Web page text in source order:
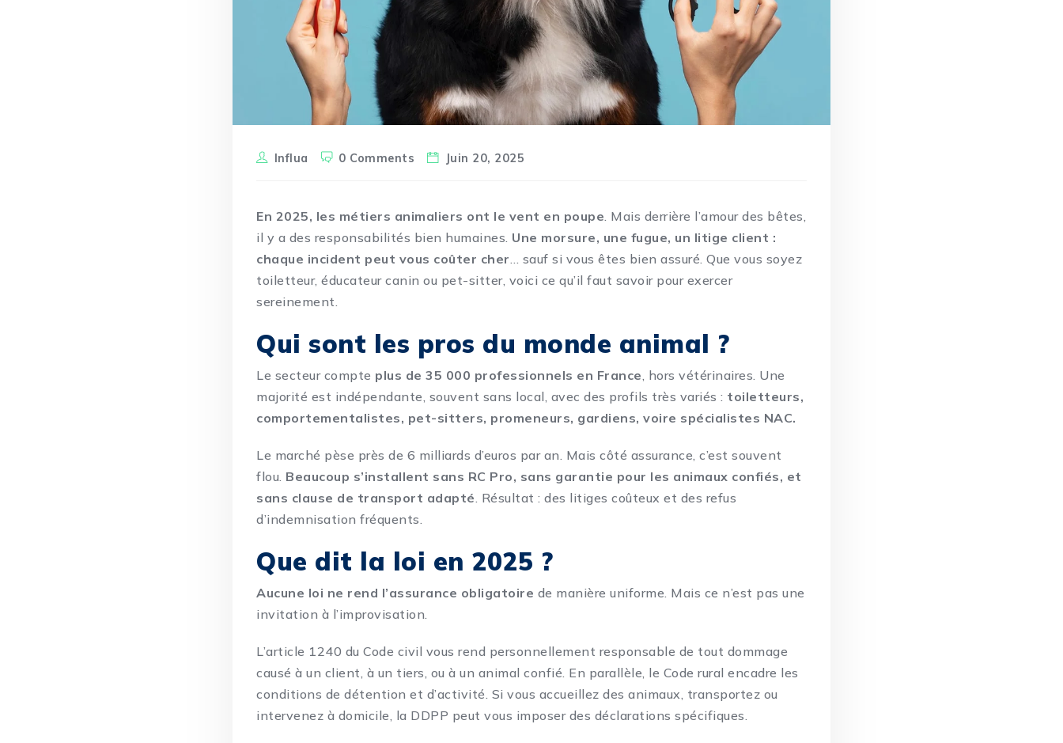
Influa 0 Comments Juin 20, 2025
En 2025, les métiers animaliers ont le vent en poupe . Mais derrière l’amour des bêtes,
il y a des responsabilités bien humaines. Une morsure, une fugue, un litige client :
chaque incident peut vous coûter cher … sauf si vous êtes bien assuré. Que vous soyez
toiletteur, éducateur canin ou pet-sitter, voici ce qu’il faut savoir pour exercer
sereinement.
Qui sont les pros du monde animal ?
Le secteur compte plus de 35 000 professionnels en France , hors vétérinaires. Une
majorité est indépendante, souvent sans local, avec des profils très variés : toiletteurs,
comportementalistes, pet-sitters, promeneurs, gardiens, voire spécialistes NAC.
Le marché pèse près de 6 milliards d’euros par an. Mais côté assurance, c’est souvent
flou. Beaucoup s’installent sans RC Pro, sans garantie pour les animaux confiés, et
sans clause de transport adapté . Résultat : des litiges coûteux et des refus
d’indemnisation fréquents.
Que dit la loi en 2025 ?
Aucune loi ne rend l’assurance obligatoire de manière uniforme. Mais ce n’est pas une
invitation à l’improvisation.
L’article 1240 du Code civil vous rend personnellement responsable de tout dommage
causé à un client, à un tiers, ou à un animal confié. En parallèle, le Code rural encadre les
conditions de détention et d’activité. Si vous accueillez des animaux, transportez ou
intervenez à domicile, la DDPP peut vous imposer des déclarations spécifiques.